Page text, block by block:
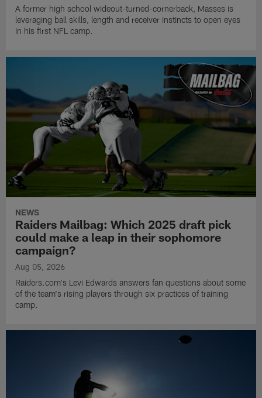
A former high school wideout-turned-cornerback, Masses is
leveraging ball skills, length and receiver instincts to open eyes
in his first NFL camp.
NEWS
Raiders Mailbag: Which 2025 draft pick
could make a leap in their sophomore
campaign?
Aug 05, 2026
Raiders.com's Levi Edwards answers fan questions about some
of the team's rising players through six practices of training
camp.